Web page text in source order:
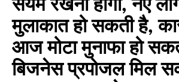
संयम रखनी होगी, नए
मुलाकात हो सकती है,
आज मोटा मुनाफा हो
बिजनेस प्रपोजल मिल